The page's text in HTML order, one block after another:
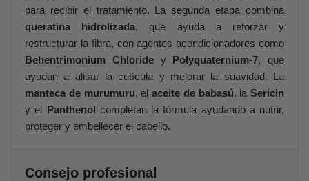
para recibir el tratamiento. La segunda etapa combina
queratina hidrolizada, que ayuda a reforzar y
restructurar la fibra, con agentes acondicionadores como
Behentrimonium Chloridey Polyquaternium-7, que
ayudan a alisar la cutícula y mejorar la suavidad. La
manteca de murumuru, el aceite de babasú, la Sericin
y el Panthenol completan la fórmula ayudando a nutrir,
proteger y embellecer el cabello.
Consejo profesional